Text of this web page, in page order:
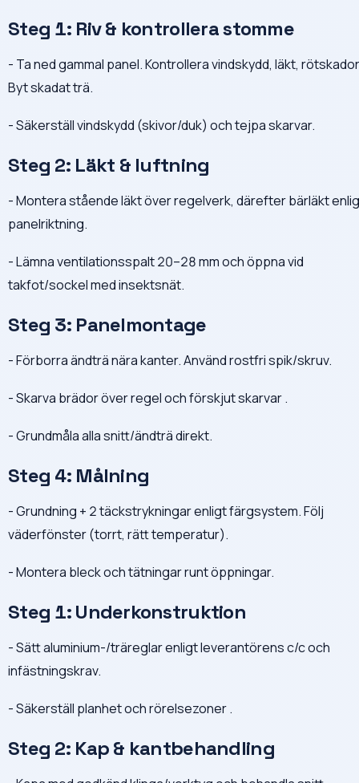
Steg 1: Riv & kontrollera stomme
- Ta ned gammal panel. Kontrollera vindskydd, läkt,
Byt skadat trä.
- Säkerställ vindskydd (skivor/duk) och tejpa skarvar.
Steg 2: Läkt & luftning
- Montera stående läkt över regelverk, därefter bärläkt
panelriktning.
- Lämna ventilationsspalt 20–28 mm och öppna vid
takfot/sockel med insektsnät.
Steg 3: Panelmontage
- Förborra ändträ nära kanter. Använd rostfri spik/skruv.
- Skarva brädor över regel och förskjut skarvar .
- Grundmåla alla snitt/ändträ direkt.
Steg 4: Målning
- Grundning + 2 täckstrykningar enligt färgsystem. Följ
väderfönster (torrt, rätt temperatur).
- Montera bleck och tätningar runt öppningar.
Steg 1: Underkonstruktion
- Sätt aluminium-/träreglar enligt leverantörens c/c och
infästningskrav.
- Säkerställ planhet och rörelsezoner .
Steg 2: Kap & kantbehandling